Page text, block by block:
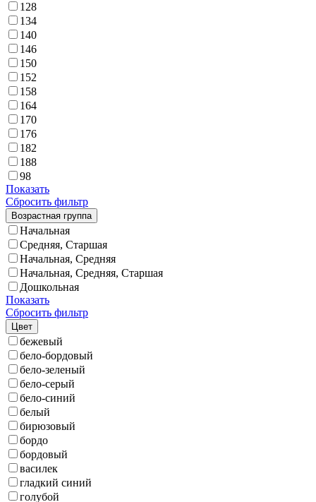
128
134
140
146
150
152
158
164
170
176
182
188
98
Показать
Сбросить фильтр
Возрастная группа
Начальная
Средняя, Старшая
Начальная, Средняя
Начальная, Средняя, Старшая
Дошкольная
Показать
Сбросить фильтр
Цвет
бежевый
бело-бордовый
бело-зеленый
бело-серый
бело-синий
белый
бирюзовый
бордо
бордовый
василек
гладкий синий
голубой